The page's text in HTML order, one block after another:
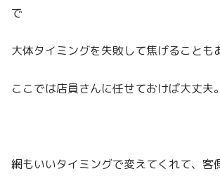
で
大体タイミングを失敗して焦げることも
ここでは店員さんに任せておけば大丈夫。
網もいいタイミングで変えてくれて、客